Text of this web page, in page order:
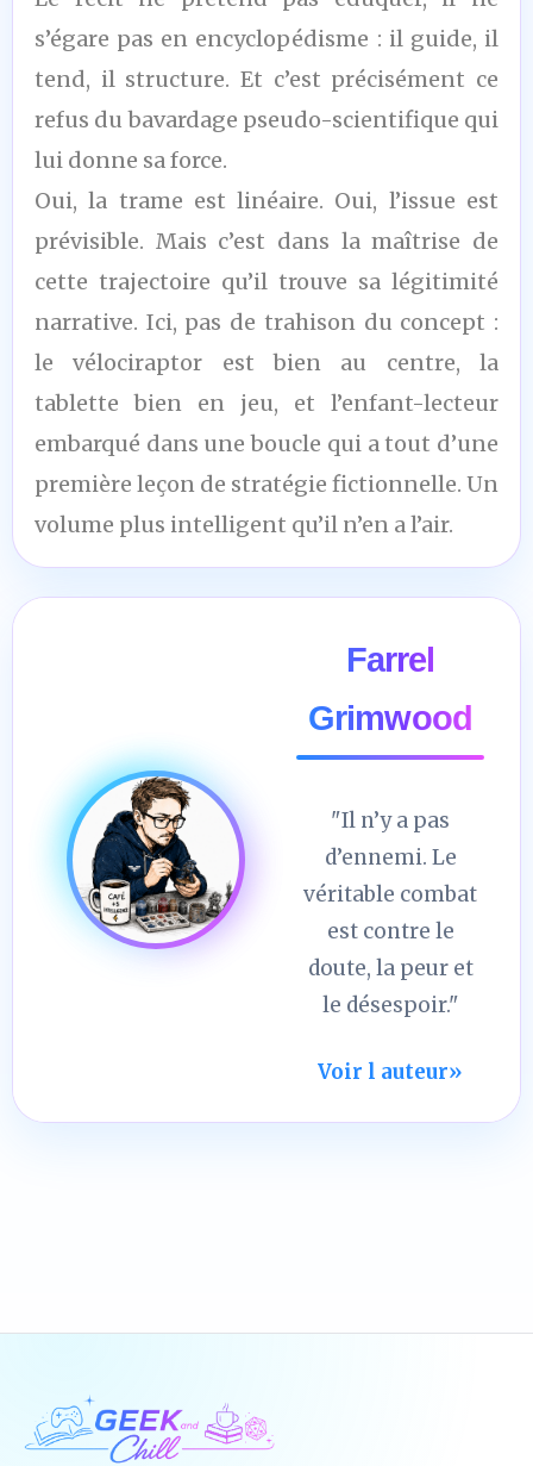
s’égare pas en encyclopédisme : il guide, il
tend, il structure. Et c’est précisément ce
refus du bavardage pseudo-scientifique qui
lui donne sa force.
Oui, la trame est linéaire. Oui, l’issue est
prévisible. Mais c’est dans la maîtrise de
cette trajectoire qu’il trouve sa légitimité
narrative. Ici, pas de trahison du concept :
le vélociraptor est bien au centre, la
tablette bien en jeu, et l’enfant-lecteur
embarqué dans une boucle qui a tout d’une
première leçon de stratégie fictionnelle. Un
volume plus intelligent qu’il n’en a l’air.
Farrel
Grimwood
"Il n’y a pas
d’ennemi. Le
véritable combat
est contre le
doute, la peur et
le désespoir."
Voir l auteur»